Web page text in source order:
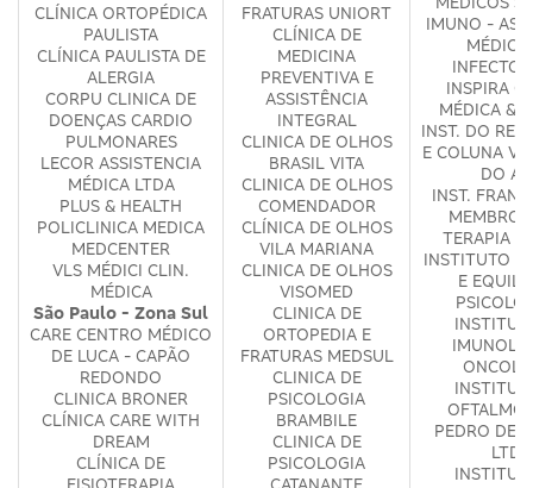
CLÍNICA ORTOPÉDICA
PAULISTA
CLÍNICA PAULISTA DE
ALERGIA
CORPU CLINICA DE
DOENÇAS CARDIO
PULMONARES
LECOR ASSISTENCIA
MÉDICA LTDA
PLUS & HEALTH
POLICLINICA MEDICA
MEDCENTER
VLS MÉDICI CLIN.
MÉDICA
São Paulo - Zona Sul
CARE CENTRO MÉDICO
DE LUCA - CAPÃO
REDONDO
CLINICA BRONER
CLÍNICA CARE WITH
DREAM
CLÍNICA DE
FRATURAS UNIORT
CLÍNICA DE
MEDICINA
PREVENTIVA E
ASSISTÊNCIA
INTEGRAL
CLINICA DE OLHOS
BRASIL VITA
CLINICA DE OLHOS
COMENDADOR
CLÍNICA DE OLHOS
VILA MARIANA
CLINICA DE OLHOS
VISOMED
CLINICA DE
ORTOPEDIA E
FRATURAS MEDSUL
CLINICA DE
PSICOLOGIA
BRAMBILE
CLINICA DE
PSICOLOGIA
IMUNO -
MÉDICA
INSPIRA
MÉDICA &
INST. DO
E COLUNA
DO
INST.
MEMBRO
TERAPIA
INSTITUTO
E
PEDRO DE
LTDA